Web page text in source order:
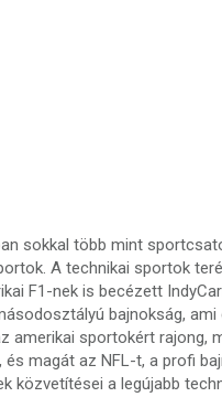
sokkal több mint
A technikai sportok
F1-nek is becézett
bajnokság,
sportokért rajong,
magát az NFL-t, a profi
közvetítései a legújabb